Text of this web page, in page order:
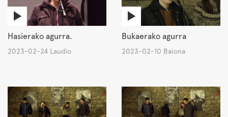
Hasierako agurra.
2023-02-24 Laudio
Bukaerako agurra
2023-02-10 Baiona